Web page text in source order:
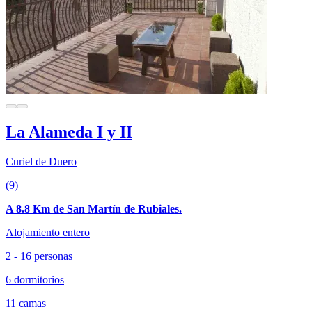
La Alameda I y II
Curiel de Duero
(9)
A 8.8 Km de San Martín de Rubiales.
Alojamiento entero
2 - 16 personas
6 dormitorios
11 camas